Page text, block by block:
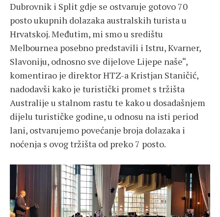
Dubrovnik i Split gdje se ostvaruje gotovo 70
posto ukupnih dolazaka australskih turista u
Hrvatskoj. Međutim, mi smo u središtu
Melbournea posebno predstavili i Istru, Kvarner,
Slavoniju, odnosno sve dijelove Lijepe naše“,
komentirao je direktor HTZ-a Kristjan Staničić,
nadodavši kako je turistički promet s tržišta
Australije u stalnom rastu te kako u dosadašnjem
dijelu turističke godine, u odnosu na isti period
lani, ostvarujemo povećanje broja dolazaka i
noćenja s ovog tržišta od preko 7 posto.